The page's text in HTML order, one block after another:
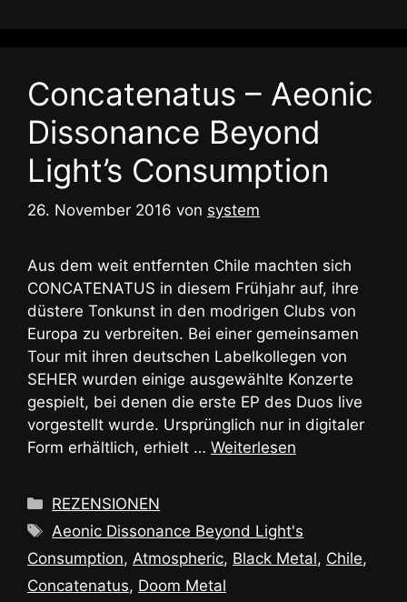
Concatenatus – Aeonic
Dissonance Beyond
Light’s Consumption
26. November 2016 von system
Aus dem weit entfernten Chile machten sich
CONCATENATUS in diesem Frühjahr auf, ihre
düstere Tonkunst in den modrigen Clubs von
Europa zu verbreiten. Bei einer gemeinsamen
Tour mit ihren deutschen Labelkollegen von
SEHER wurden einige ausgewählte Konzerte
gespielt, bei denen die erste EP des Duos live
vorgestellt wurde. Ursprünglich nur in digitaler
Form erhältlich, erhielt … Weiterlesen
Kategorien
REZENSIONEN
Schlagwörter
Aeonic Dissonance Beyond Light's
Consumption, Atmospheric, Black Metal, Chile,
Concatenatus, Doom Metal